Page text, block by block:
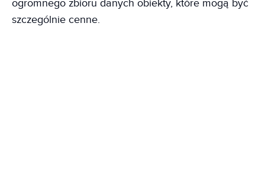
ogromnego zbioru danych obiekty, które mogą być
szczególnie cenne.